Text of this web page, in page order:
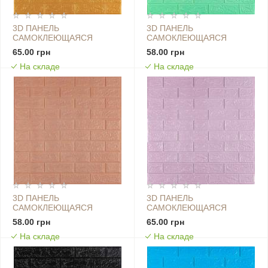
3D ПАНЕЛЬ
САМОКЛЕЮЩАЯСЯ
700X770X3ММ КИРПИЧ
ЗОЛОТОЙ (011-3) SW-
00000676
65.00 грн
На складе
3D ПАНЕЛЬ
САМОКЛЕЮЩАЯСЯ
700X770X3ММ КИРПИЧ
МЯТА (012-3) SW-
00000233
58.00 грн
На складе
3D ПАНЕЛЬ
САМОКЛЕЮЩАЯСЯ
700X770X3ММ КИРПИЧ
ПУДРА SW-00001716
58.00 грн
На складе
3D ПАНЕЛЬ
САМОКЛЕЮЩАЯСЯ
700X770X3ММ КИРПИЧ
СВЕТЛО-ФИОЛЕТОВЫЙ
(015-3) SW-00000574
65.00 грн
На складе